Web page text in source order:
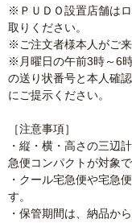
※ＰＵＤＯ設置店舗は
取りください。
※ご注文者様本人がご来
※月曜日の午前3時～6
の送り状番号と本人確
にご提示ください。
［注意事項］
・縦・横・高さの三辺
急便コンパクトが対象で
・クール宅急便や宅急
す。
・保管期間は、納品か